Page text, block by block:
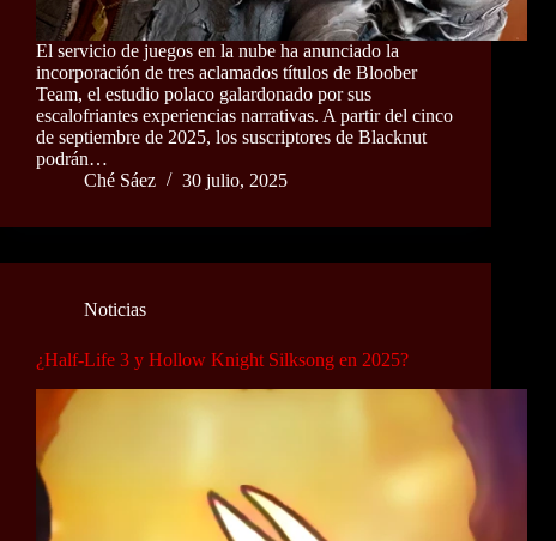
El servicio de juegos en la nube ha anunciado la
incorporación de tres aclamados títulos de Bloober
Team, el estudio polaco galardonado por sus
escalofriantes experiencias narrativas. A partir del cinco
de septiembre de 2025, los suscriptores de Blacknut
podrán…
Ché Sáez
30 julio, 2025
Noticias
¿Half-Life 3 y Hollow Knight Silksong en 2025?